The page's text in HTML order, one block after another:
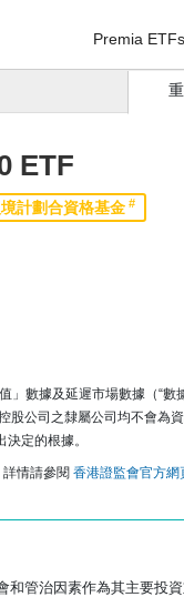
Premia ETFs
ETF
計劃合資格基金 #
」數據及延遲市場數據（“數
公司之隸屬公司均不會
定的根據。
情請參閱 香港證監會官方網
管治因素作為其主要